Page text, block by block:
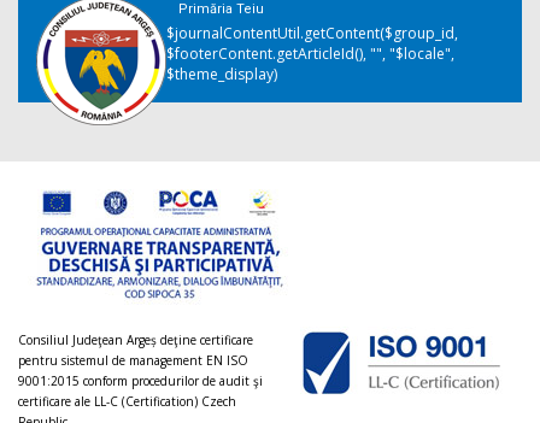
Primăria Teiu
$journalContentUtil.getContent($group_id,
$footerContent.getArticleId(), "", "$locale",
$theme_display)
Consiliul Judeţean Argeș deţine certificare
pentru sistemul de management EN ISO
9001:2015 conform procedurilor de audit şi
certificare ale LL-C (Certification) Czech